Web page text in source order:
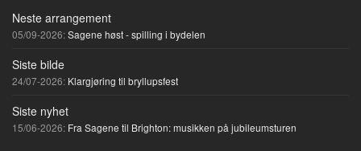
Neste arrangement
05/09-2026:Sagene høst - spilling i bydelen
Siste bilde
24/07-2026: Klargjøring til bryllupsfest
Siste nyhet
15/06-2026: Fra Sagene til Brighton: musikken på jubileumsturen